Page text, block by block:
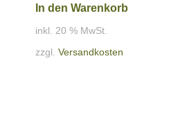
In den Warenkorb
inkl. 20 % MwSt.
zzgl. Versandkosten